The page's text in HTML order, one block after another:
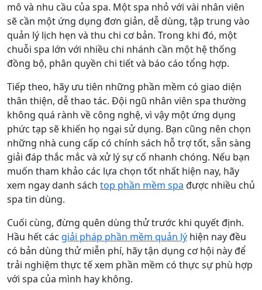
mô và nhu cầu của spa. Một spa nhỏ với vài nhân viên
sẽ cần một ứng dụng đơn giản, dễ dùng, tập trung vào
quản lý lịch hẹn và thu chi cơ bản. Trong khi đó, một
chuỗi spa lớn với nhiều chi nhánh cần một hệ thống
đồng bộ, phân quyền chi tiết và báo cáo tổng hợp.
Tiếp theo, hãy ưu tiên những phần mềm có giao diện
thân thiện, dễ thao tác. Đội ngũ nhân viên spa thường
không quá rành về công nghệ, vì vậy một ứng dụng
phức tạp sẽ khiến họ ngại sử dụng. Bạn cũng nên chọn
những nhà cung cấp có chính sách hỗ trợ tốt, sẵn sàng
giải đáp thắc mắc và xử lý sự cố nhanh chóng. Nếu bạn
muốn tham khảo các lựa chọn tốt nhất hiện nay, hãy
xem ngay danh sách top phần mềm spa được nhiều chủ
spa tin dùng.
Cuối cùng, đừng quên dùng thử trước khi quyết định.
Hầu hết các giải pháp phần mềm quản lý hiện nay đều
có bản dùng thử miễn phí, hãy tận dụng cơ hội này để
trải nghiệm thực tế xem phần mềm có thực sự phù hợp
với spa của mình hay không.